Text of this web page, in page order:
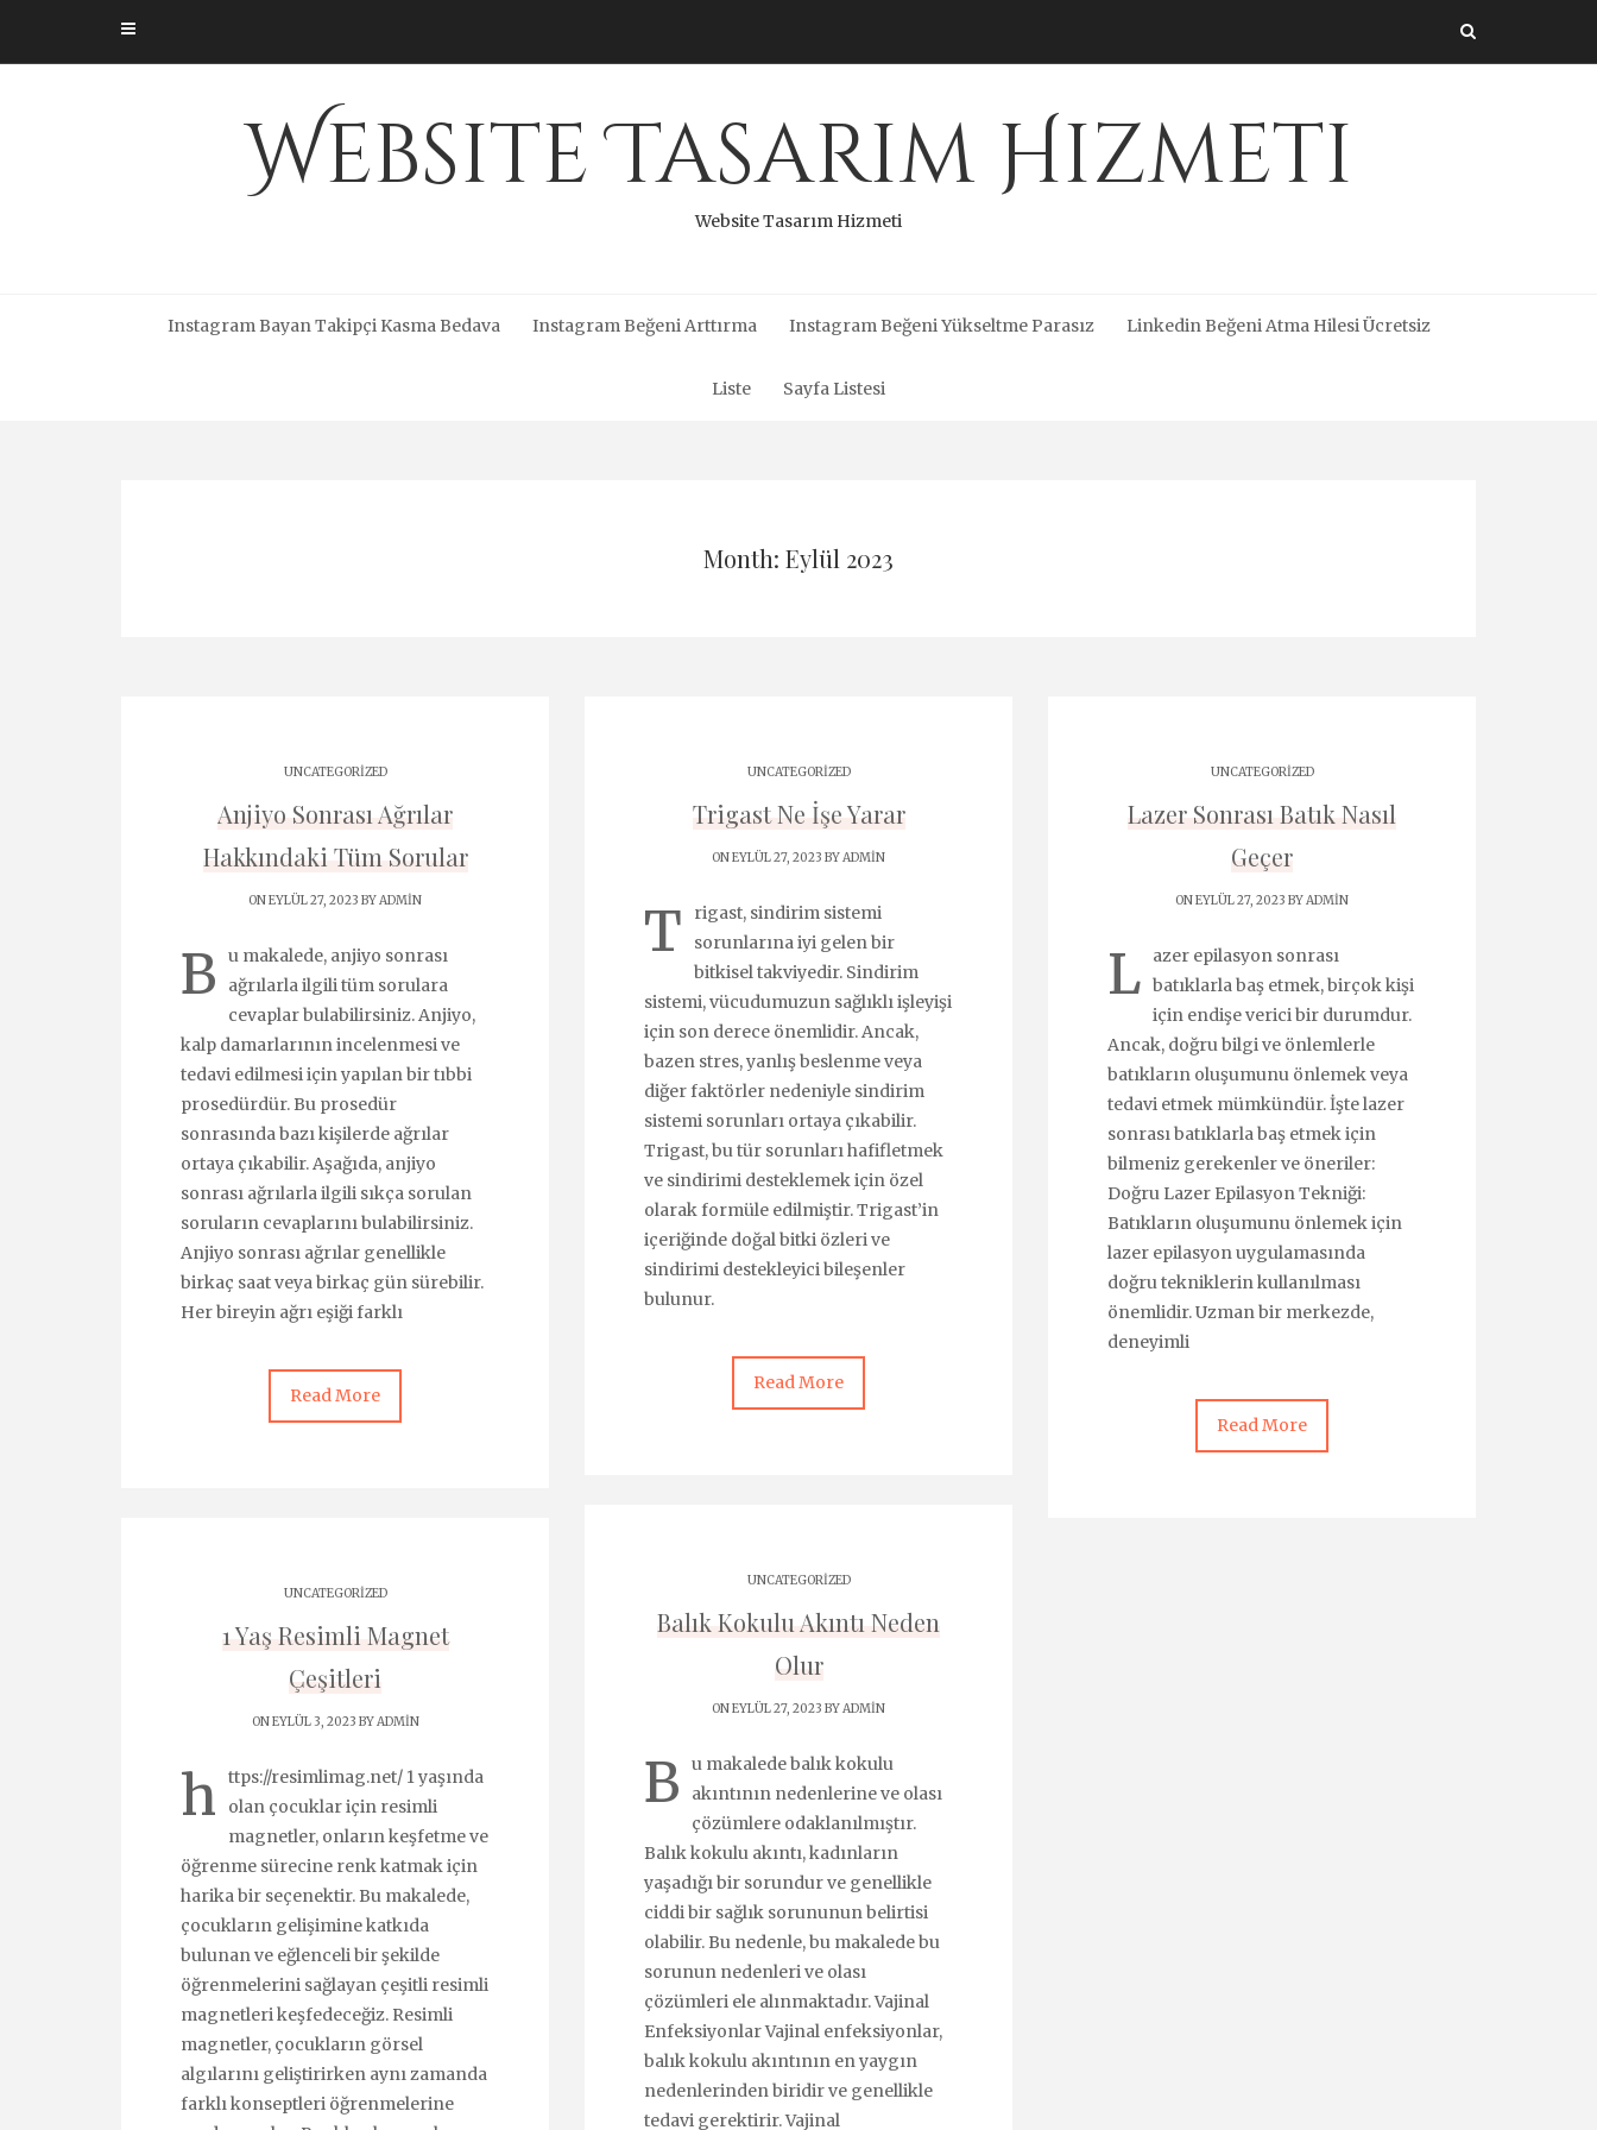
content
Website Tasarım Hizmeti
Website Tasarım Hizmeti
Instagram Bayan Takipçi Kasma Bedava Instagram Beğeni Arttırma Instagram Beğeni Yükseltme Parasız Linkedin Beğeni Atma Hilesi Ücretsiz
Liste Sayfa Listesi
Month: Eylül 2023
UNCATEGORIZED
Anjiyo Sonrası Ağrılar
Hakkındaki Tüm Sorular
ON EYLÜL 27, 2023 BYADMIN
B
u makalede, anjiyo sonrası
ağrılarla ilgili tüm sorulara
cevaplar bulabilirsiniz. Anjiyo,
kalp damarlarının incelenmesi ve
tedavi edilmesi için yapılan bir tıbbi
prosedürdür. Bu prosedür
sonrasında bazı kişilerde ağrılar
ortaya çıkabilir. Aşağıda, anjiyo
sonrası ağrılarla ilgili sıkça sorulan
soruların cevaplarını bulabilirsiniz.
Anjiyo sonrası ağrılar genellikle
birkaç saat veya birkaç gün sürebilir.
Her bireyin ağrı eşiği farklı
Read More
UNCATEGORIZED
Trigast Ne İşe Yarar
ON EYLÜL 27, 2023 BYADMIN
T
rigast, sindirim sistemi
sorunlarına iyi gelen bir
bitkisel takviyedir. Sindirim
sistemi, vücudumuzun sağlıklı işleyişi
için son derece önemlidir. Ancak,
bazen stres, yanlış beslenme veya
diğer faktörler nedeniyle sindirim
sistemi sorunları ortaya çıkabilir.
Trigast, bu tür sorunları hafifletmek
ve sindirimi desteklemek için özel
olarak formüle edilmiştir. Trigast’in
içeriğinde doğal bitki özleri ve
sindirimi destekleyici bileşenler
bulunur.
Read More
UNCATEGORIZED
Lazer Sonrası Batık Nasıl
Geçer
ON EYLÜL 27, 2023 BYADMIN
L
azer epilasyon sonrası
batıklarla baş etmek, birçok kişi
için endişe verici bir durumdur.
Ancak, doğru bilgi ve önlemlerle
batıkların oluşumunu önlemek veya
tedavi etmek mümkündür. İşte lazer
sonrası batıklarla baş etmek için
bilmeniz gerekenler ve öneriler:
Doğru Lazer Epilasyon Tekniği:
Batıkların oluşumunu önlemek için
lazer epilasyon uygulamasında
doğru tekniklerin kullanılması
önemlidir. Uzman bir merkezde,
deneyimli
Read More
UNCATEGORIZED
Balık Kokulu Akıntı Neden
Olur
ON EYLÜL 27, 2023 BYADMIN
B
u makalede balık kokulu
akıntının nedenlerine ve olası
çözümlere odaklanılmıştır.
Balık kokulu akıntı, kadınların
yaşadığı bir sorundur ve genellikle
ciddi bir sağlık sorununun belirtisi
olabilir. Bu nedenle, bu makalede bu
sorunun nedenleri ve olası
çözümleri ele alınmaktadır. Vajinal
Enfeksiyonlar Vajinal enfeksiyonlar,
balık kokulu akıntının en yaygın
nedenlerinden biridir ve genellikle
tedavi gerektirir. Vajinal
UNCATEGORIZED
1 Yaş Resimli Magnet
Çeşitleri
ON EYLÜL 3, 2023 BYADMIN
h
ttps://resimlimag.net/ 1 yaşında
olan çocuklar için resimli
magnetler, onların keşfetme ve
öğrenme sürecine renk katmak için
harika bir seçenektir. Bu makalede,
çocukların gelişimine katkıda
bulunan ve eğlenceli bir şekilde
öğrenmelerini sağlayan çeşitli resimli
magnetleri keşfedeceğiz. Resimli
magnetler, çocukların görsel
algılarını geliştirirken aynı zamanda
farklı konseptleri öğrenmelerine